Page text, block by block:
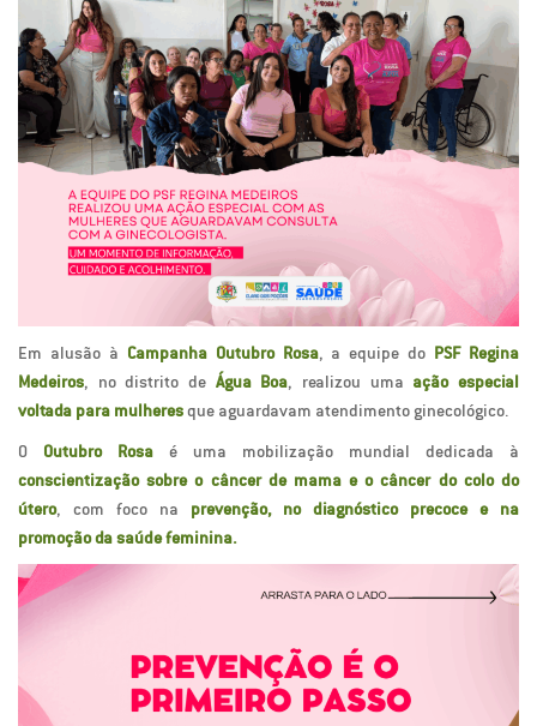
Em alusão à Campanha Outubro Rosa, a equipe do PSF Regina
Medeiros, no distrito de Água Boa, realizou uma ação especial
voltada para mulheresque aguardavam atendimento ginecológico.
O Outubro Rosa é uma mobilização mundial dedicada à
conscientização sobre o câncer de mama e o câncer do colo do
útero, com foco na prevenção, no diagnóstico precoce e na
promoção da saúde feminina.